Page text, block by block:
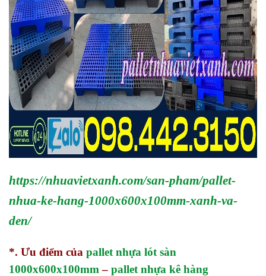
https://nhuavietxanh.com/san-pham/pallet-
nhua-ke-hang-1000x600x100mm-xanh-va-
den/
*. Ưu điểm của pallet nhựa lót sàn
1000x600x100mm – pallet nhựa kê hàng